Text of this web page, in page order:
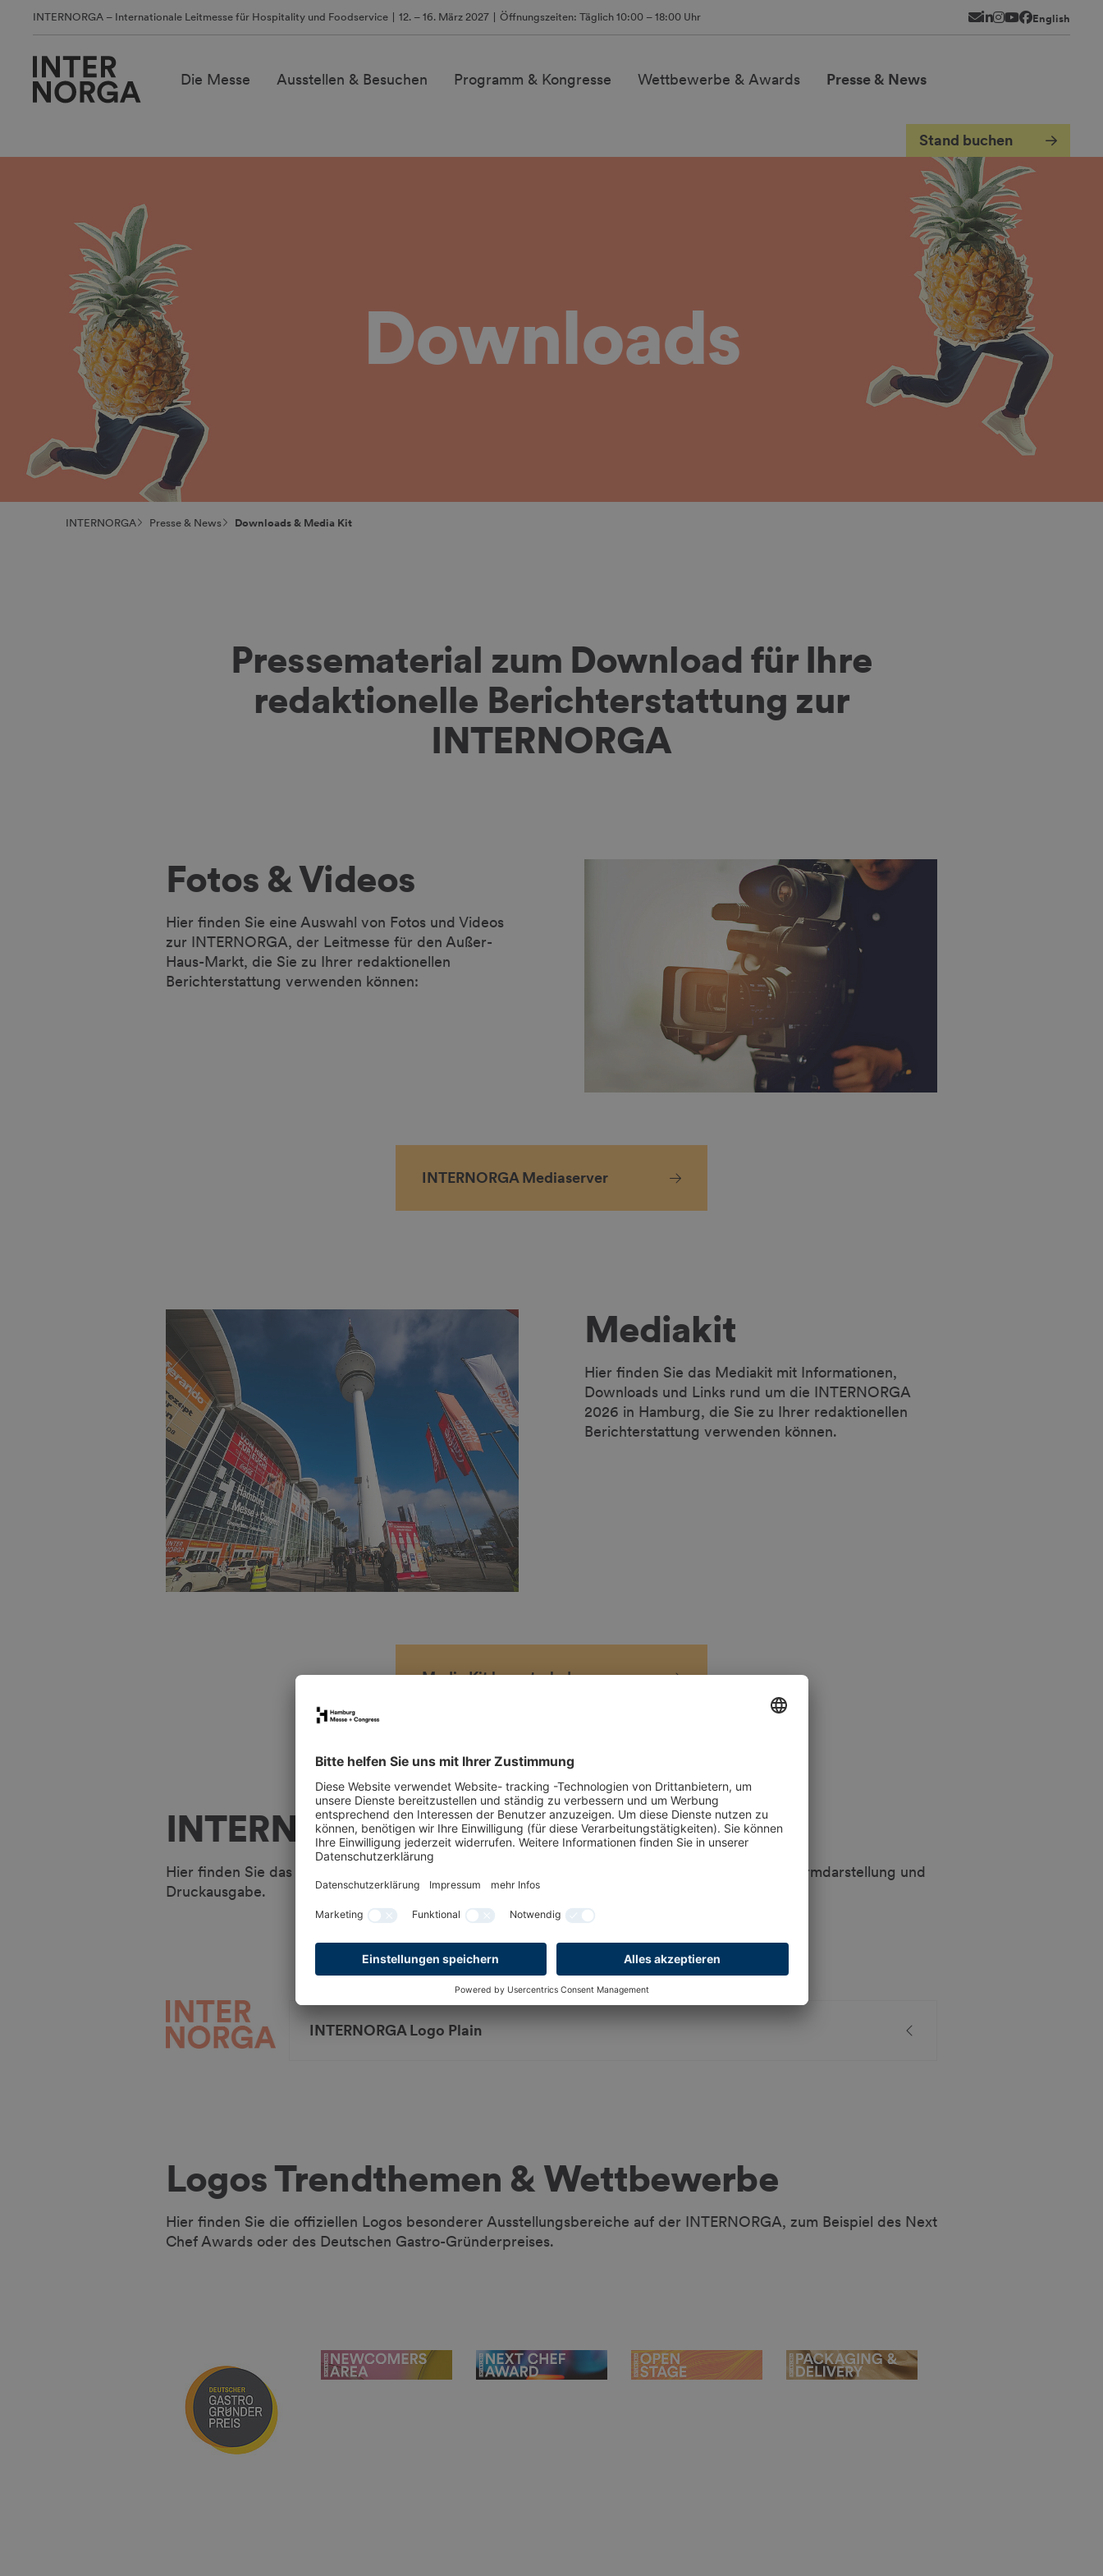
INTERNORGA – Internationale Leitmesse für Hospitality und Foodservice 12. – 16. März 2027 Öffnungszeiten: Täglich 10:00 – 18:00 Uhr
Die Messe Ausstellen & Besuchen Programm & Kongresse Wettbewerbe & Awards Presse & News
Newsletter
LinkedIn
Instagram
YouTube
Facebook
English
Stand buchen
Downloads
INTERNORGA Presse & News Downloads & Media Kit
Pressematerial zum Download für Ihre
redaktionelle Berichterstattung zur
INTERNORGA
Fotos & Videos
Hier finden Sie eine Auswahl von Fotos und Videos
zur INTERNORGA, der Leitmesse für den Außer-
Haus-Markt, die Sie zu Ihrer redaktionellen
Berichterstattung verwenden können:
INTERNORGA Mediaserver
Mediakit
Hier finden Sie das Mediakit mit Informationen,
Downloads und Links rund um die INTERNORGA
2026 in Hamburg, die Sie zu Ihrer redaktionellen
Berichterstattung verwenden können.
Media Kit herunterladen
INTERNORGA Logo
Hier finden Sie das offizielle INTERNORGA Logo in unterschiedlichen Dateiformaten für Bildschirmdarstellung und
Druckausgabe.
INTERNORGA Logo Plain
Logos Trendthemen & Wettbewerbe
Hier finden Sie die offiziellen Logos besonderer Ausstellungsbereiche auf der INTERNORGA, zum Beispiel des Next
Chef Awards oder des Deutschen Gastro-Gründerpreises.